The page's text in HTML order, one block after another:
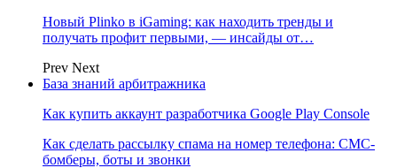
Новый Plinko в iGaming: как находить тренды и
получать профит первыми, — инсайды от…
Prev Next
База знаний арбитражника
Как купить аккаунт разработчика Google Play Console
Как сделать рассылку спама на номер телефона: СМС-
бомберы, боты и звонки